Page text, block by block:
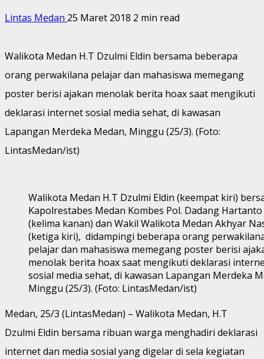
Lintas Medan 25 Maret 2018 2 min read
Walikota Medan H.T Dzulmi Eldin bersama beberapa
orang perwakilana pelajar dan mahasiswa memegang
poster berisi ajakan menolak berita hoax saat mengikuti
deklarasi internet sosial media sehat, di kawasan
Lapangan Merdeka Medan, Minggu (25/3). (Foto:
LintasMedan/ist)
Walikota Medan H.T Dzulmi Eldin (keempat kiri)
Kapolrestabes Medan Kombes Pol. Dadang Hartanto
(kelima kanan) dan Wakil Walikota Medan Akhyar
(ketiga kiri), didampingi beberapa orang
pelajar dan mahasiswa memegang poster berisi
menolak berita hoax saat mengikuti deklarasi
sosial media sehat, di kawasan Lapangan Merdeka
Minggu (25/3). (Foto: LintasMedan/ist)
Medan, 25/3 (LintasMedan) – Walikota Medan, H.T
Dzulmi Eldin bersama ribuan warga menghadiri deklarasi
internet dan media sosial yang digelar di sela kegiatan